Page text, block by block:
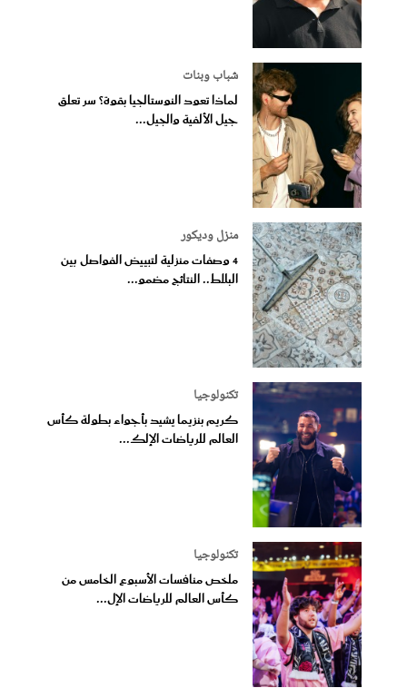
شباب وبنات
لماذا تعود النوستالجيا بقوة؟ سر تعلق
جيل الألفية والجيل...
منزل وديكور
4 وصفات منزلية لتبييض الفواصل بين
البلاط.. النتائج مضمو...
تكنولوجيا
كريم بنزيما يشيد بأجواء بطولة كأس
العالم للرياضات الإلك...
تكنولوجيا
ملخص منافسات الأسبوع الخامس من
كأس العالم للرياضات الإل...